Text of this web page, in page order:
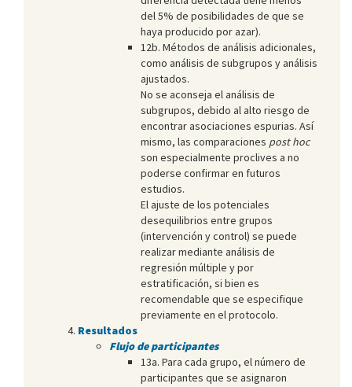
del 5% de posibilidades de que se
haya producido por azar).
12b. Métodos de análisis adicionales,
como análisis de subgrupos y análisis
ajustados.
No se aconseja el análisis de
subgrupos, debido al alto riesgo de
encontrar asociaciones espurias. Así
mismo, las comparaciones post hoc
son especialmente proclives a no
poderse confirmar en futuros
estudios.
El ajuste de los potenciales
desequilibrios entre grupos
(intervención y control) se puede
realizar mediante análisis de
regresión múltiple y por
estratificación, si bien es
recomendable que se especifique
previamente en el protocolo.
Resultados
Flujo de participantes
13a. Para cada grupo, el número de
participantes que se asignaron